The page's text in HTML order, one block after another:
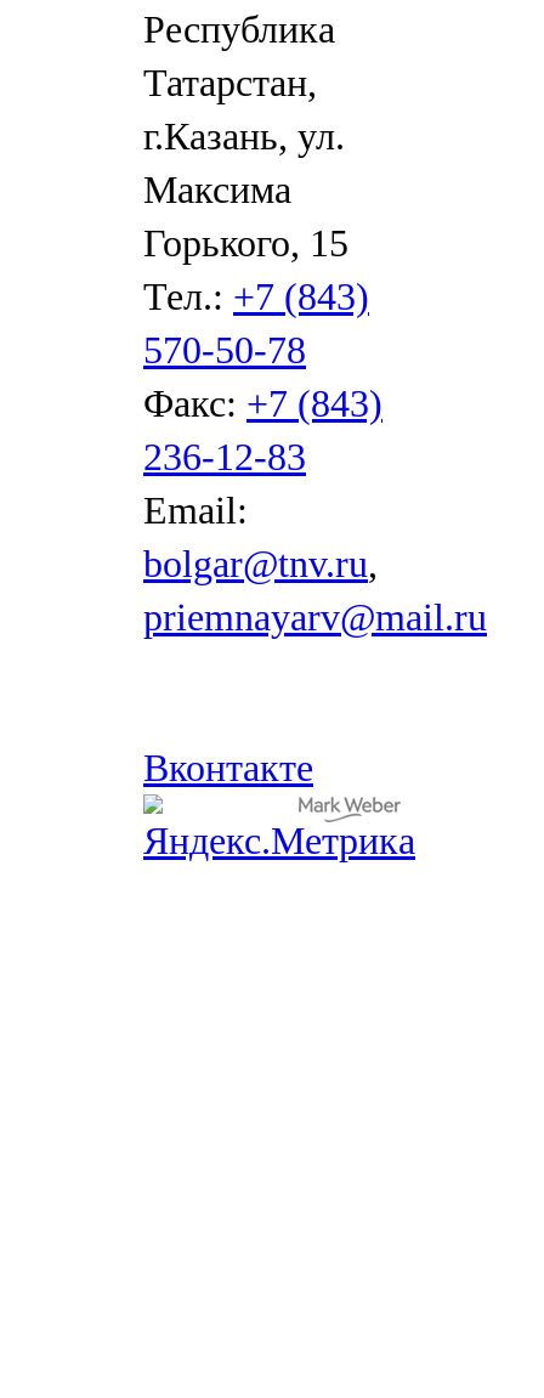
Республика
Татарстан,
г.Казань, ул.
Максима
Горького, 15
Тел.: +7 (843)
570-50-78
Факс: +7 (843)
236-12-83
Email:
bolgar@tnv.ru,
priemnayarv@mail.ru
Вконтакте